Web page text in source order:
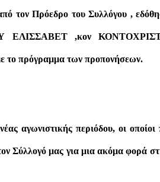
τον Πρόεδρο του Συλλόγου ,
ΕΛΙΣΣΑΒΕΤ ,κον
πρόγραμμα των προπονήσεων.
αγωνιστικής περιόδου, οι
Σύλλογό μας για μια ακόμα φορά